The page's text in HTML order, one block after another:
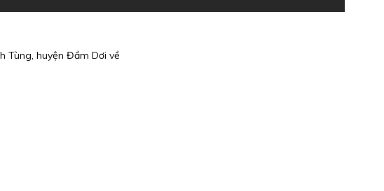
Tùng, huyện Đầm Dơi về